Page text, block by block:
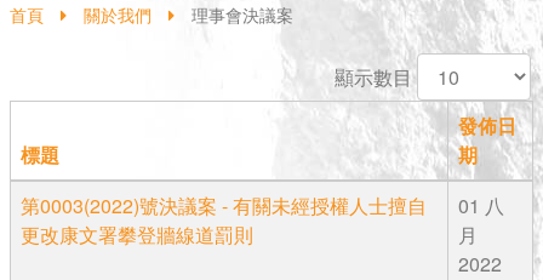
首頁 關於我們 理事會決議案
顯示數目
標題
發佈日
期
第0003(2022)號決議案 - 有關未經授權人士擅自
更改康文署攀登牆線道罰則
01 八
月
2022